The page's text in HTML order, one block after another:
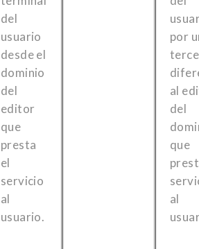
del
usuario
desde el
dominio
del
editor
que
presta
el
servicio
al
usuario.
por
al
del
que
al